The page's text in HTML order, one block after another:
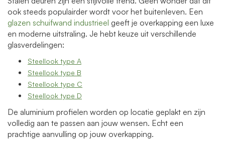
ook steeds populairder wordt voor het buitenleven. Een
glazen schuifwand industrieel geeft je overkapping een luxe
en moderne uitstraling. Je hebt keuze uit verschillende
glasverdelingen:
Steellook type A
Steellook type B
Steellook type C
Steellook type D
De aluminium profielen worden op locatie geplakt en zijn
volledig aan te passen aan jouw wensen. Echt een
prachtige aanvulling op jouw overkapping.